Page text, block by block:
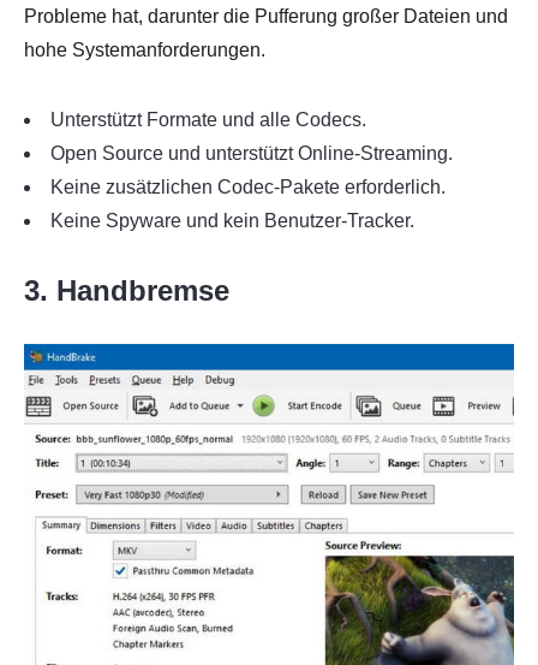
Probleme hat, darunter die Pufferung großer Dateien und
hohe Systemanforderungen.
Unterstützt Formate und alle Codecs.
Open Source und unterstützt Online-Streaming.
Keine zusätzlichen Codec-Pakete erforderlich.
Keine Spyware und kein Benutzer-Tracker.
3. Handbremse